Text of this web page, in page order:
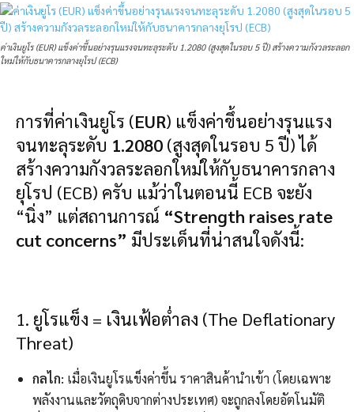
ค่าเงินยูโร (EUR) แข็งค่าขึ้นอย่างรุนแรงจนทะลุระดับ 1.2080 (สูงสุดในรอบ 5 ปี) สร้างความกังวลระลอก
ใหม่ให้กับธนาคารกลางยุโรป (ECB)
การที่ค่าเงินยูโร (EUR) แข็งค่าขึ้นอย่างรุนแรง
จนทะลุระดับ 1.2080 (สูงสุดในรอบ 5 ปี) ได้
สร้างความกังวลระลอกใหม่ให้กับธนาคารกลาง
ยุโรป (ECB) ครับ แม้ว่าในตอนนี้ ECB จะยัง
“นิ่ง” แต่สถานการณ์ “Strength raises rate
cut concerns” มีประเด็นที่น่าสนใจดังนี้:
1. ยูโรแข็ง = เงินเฟ้อต่ำลง (The Deflationary
Threat)
กลไก: เมื่อเงินยูโรแข็งค่าขึ้น ราคาสินค้านำเข้า (โดยเฉพาะ
พลังงานและวัตถุดิบจากต่างประเทศ) จะถูกลงโดยอัตโนมัติ